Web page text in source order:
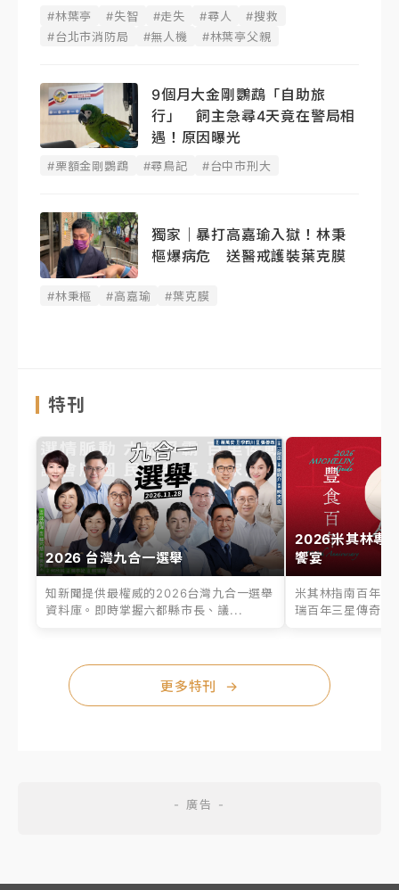
#林葉亭 #失智 #走失 #尋人
#搜救
#台北市消防局
#無人機 #林葉亭父親
9個月大金剛鸚鵡「自助旅
行」 飼主急尋4天竟在警局相
遇！原因曝光
#栗額金剛鸚鵡 #尋鳥記 #台中市刑大
獨家｜暴打高嘉瑜入獄！林秉
樞爆病危 送醫戒護裝葉克膜
#林秉樞 #高嘉瑜 #葉克膜
特刊
2026 台灣九合一選舉
知新聞提供最權威的2026台灣九合一選舉
資料庫。即時掌握六都縣市長、議...
2026米其林專
饗宴
米其林指南百年之
瑞百年三星傳奇、
更多特刊 →